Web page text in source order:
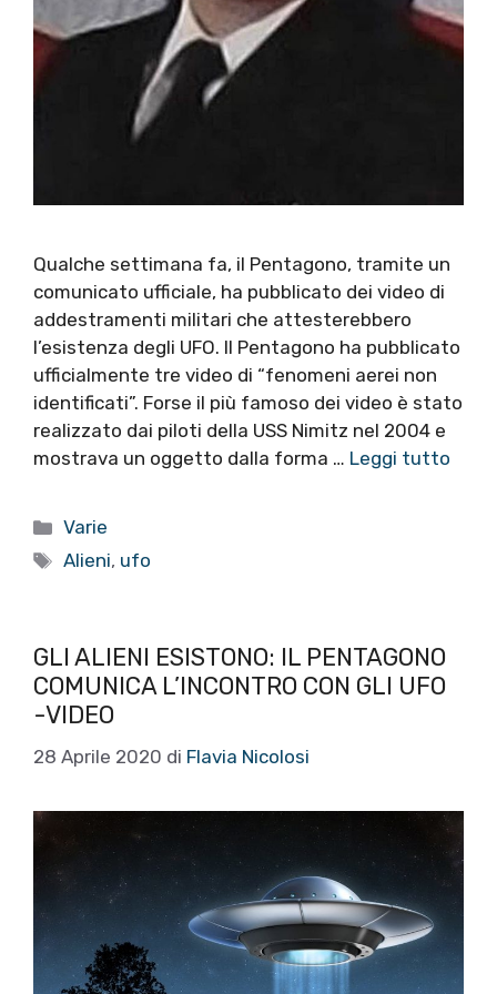
Qualche settimana fa, il Pentagono, tramite un
comunicato ufficiale, ha pubblicato dei video di
addestramenti militari che attesterebbero
l’esistenza degli UFO. Il Pentagono ha pubblicato
ufficialmente tre video di “fenomeni aerei non
identificati”. Forse il più famoso dei video è stato
realizzato dai piloti della USS Nimitz nel 2004 e
mostrava un oggetto dalla forma … Leggi tutto
Categorie
Varie
Tag
Alieni, ufo
GLI ALIENI ESISTONO: IL PENTAGONO
COMUNICA L’INCONTRO CON GLI UFO
-VIDEO
28 Aprile 2020 di Flavia Nicolosi